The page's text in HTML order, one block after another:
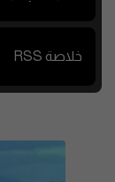
خلاصة RSS